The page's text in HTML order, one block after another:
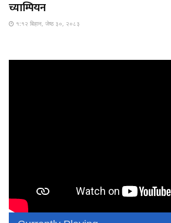
च्याम्पियन
१:१२ बिहान, जेष्ठ ३०, २०८३